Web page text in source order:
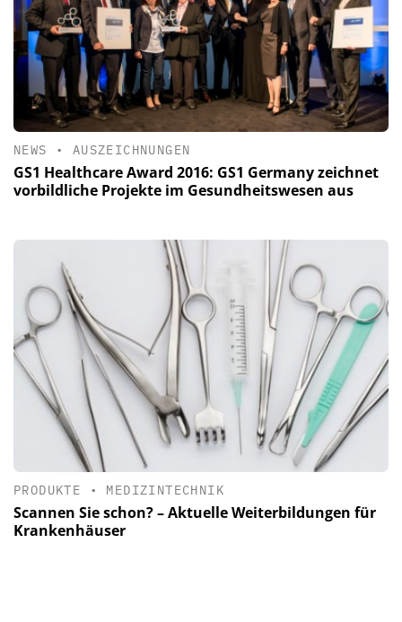
NEWS • AUSZEICHNUNGEN
GS1 Healthcare Award 2016: GS1 Germany zeichnet
vorbildliche Projekte im Gesundheitswesen aus
PRODUKTE • MEDIZINTECHNIK
Scannen Sie schon? – Aktuelle Weiterbildungen für
Krankenhäuser